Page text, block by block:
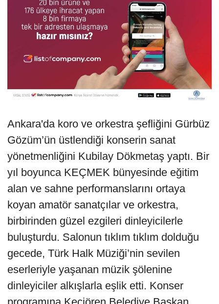
Ankara'da koro ve orkestra şefliğini Gürbüz
Gözüm’ün üstlendiği konserin sanat
yönetmenliğini Kubilay Dökmetaş yaptı. Bir
yıl boyunca KEÇMEK bünyesinde eğitim
alan ve sahne performanslarını ortaya
koyan amatör sanatçılar ve orkestra,
birbirinden güzel ezgileri dinleyicilerle
buluşturdu. Salonun tıklım tıklım dolduğu
gecede, Türk Halk Müziği’nin sevilen
eserleriyle yaşanan müzik şölenine
dinleyiciler alkışlarla eşlik etti. Konser